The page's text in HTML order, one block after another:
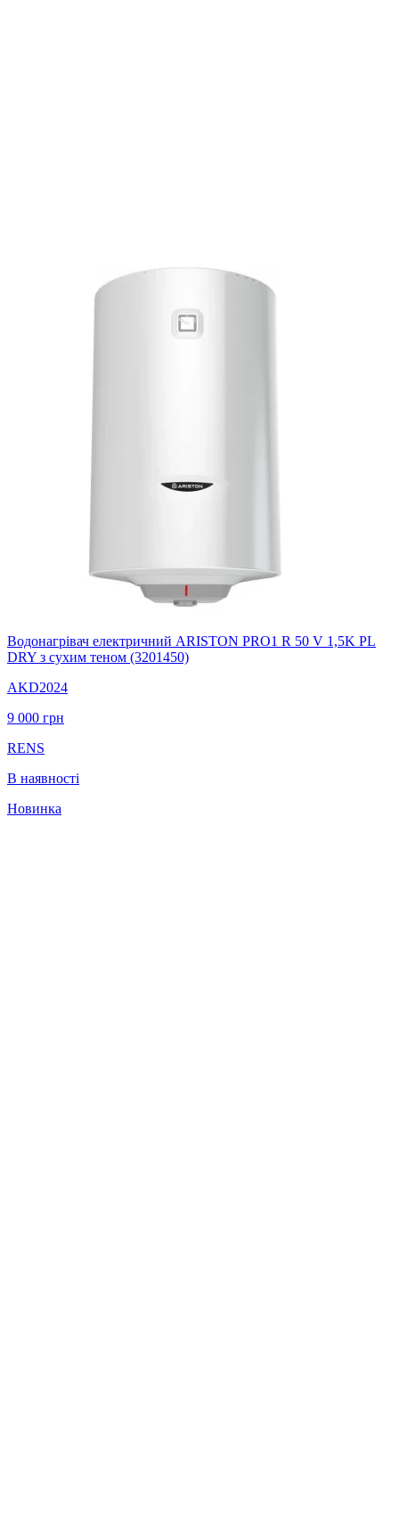
Водонагрівач електричний ARISTON PRO1 R 50 V 1,5K PL
DRY з сухим теном (3201450)
AKD2024
9 000 грн
RENS
В наявності
Новинка